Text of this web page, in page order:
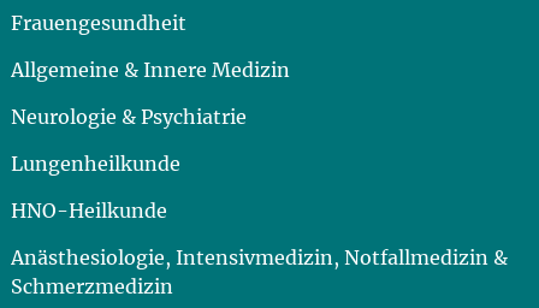
Frauengesundheit
Allgemeine & Innere Medizin
Neurologie & Psychiatrie
Lungenheilkunde
HNO-Heilkunde
Anästhesiologie, Intensivmedizin, Notfallmedizin &
Schmerzmedizin